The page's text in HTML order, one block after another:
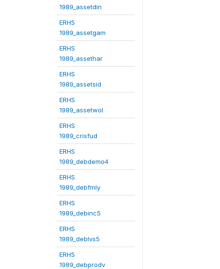
1989_assetdin
ERHS
1989_assetgam
ERHS
1989_assethar
ERHS
1989_assetsid
ERHS
1989_assetwol
ERHS
1989_crisfud
ERHS
1989_debdemo4
ERHS
1989_debfmly
ERHS
1989_debinc5
ERHS
1989_deblvs5
ERHS
1989_debprodv